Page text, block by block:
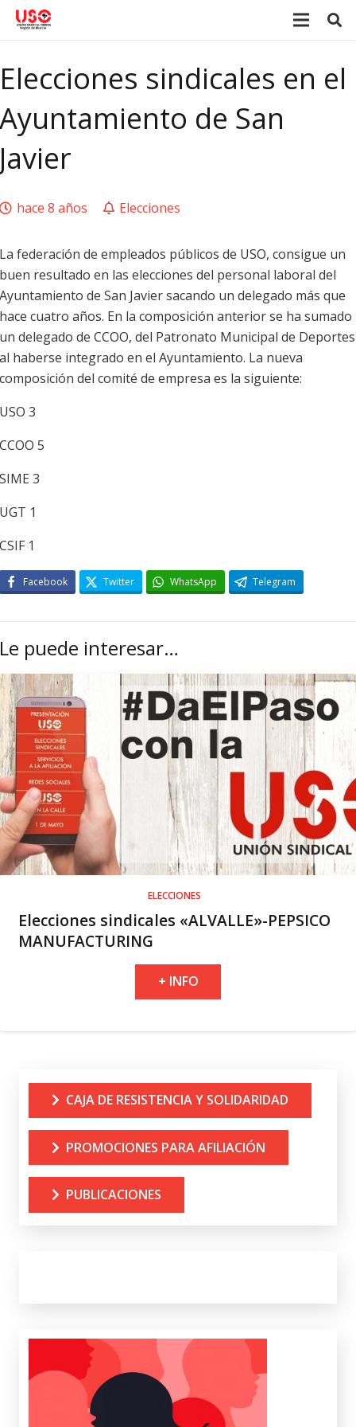
Elecciones sindicales en el
Ayuntamiento de San
Javier
hace 8 años Elecciones
La federación de empleados públicos de USO, consigue un
buen resultado en las elecciones del personal laboral del
Ayuntamiento de San Javier sacando un delegado más que
hace cuatro años. En la composición anterior se ha sumado
un delegado de CCOO, del Patronato Municipal de Deportes
al haberse integrado en el Ayuntamiento. La nueva
composición del comité de empresa es la siguiente:
USO 3
CCOO 5
SIME 3
UGT 1
CSIF 1
Facebook Twitter WhatsApp Telegram
Le puede interesar…
ELECCIONES
Elecciones sindicales «ALVALLE»-PEPSICO
MANUFACTURING
+ INFO
CAJA DE RESISTENCIA Y SOLIDARIDAD
PROMOCIONES PARA AFILIACIÓN
PUBLICACIONES